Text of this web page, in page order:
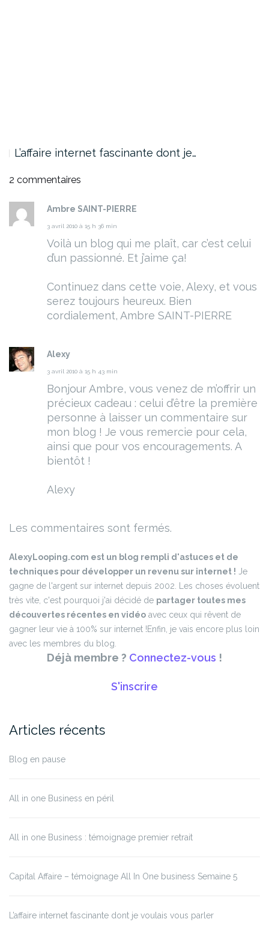
L’affaire internet fascinante dont je…
2 commentaires
Ambre SAINT-PIERRE
3 avril 2010 à 15 h 36 min
Voilà un blog qui me plaît, car c’est celui
d’un passionné. Et j’aime ça!
Continuez dans cette voie, Alexy, et vous
serez toujours heureux. Bien
cordialement, Ambre SAINT-PIERRE
Alexy
3 avril 2010 à 15 h 43 min
Bonjour Ambre, vous venez de m’offrir un
précieux cadeau : celui d’être la première
personne à laisser un commentaire sur
mon blog ! Je vous remercie pour cela,
ainsi que pour vos encouragements. A
bientôt !
Alexy
Les commentaires sont fermés.
AlexyLooping.com est un blog rempli d'astuces et de
techniques pour développer un revenu sur internet ! Je
gagne de l'argent sur internet depuis 2002. Les choses évoluent
très vite, c'est pourquoi j'ai décidé de partager toutes mes
découvertes récentes en vidéo avec ceux qui rêvent de
gagner leur vie à 100% sur internet !Enfin, je vais encore plus loin
avec les membres du blog.
Déjà membre ? Connectez-vous !
S'inscrire
Articles récents
Blog en pause
All in one Business en péril
All in one Business : témoignage premier retrait
Capital Affaire – témoignage All In One business Semaine 5
L’affaire internet fascinante dont je voulais vous parler